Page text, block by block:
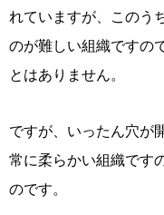
れていますが、このう
のが難しい組織ですの
とはありません。
ですが、いったん穴が
常に柔らかい組織です
のです。